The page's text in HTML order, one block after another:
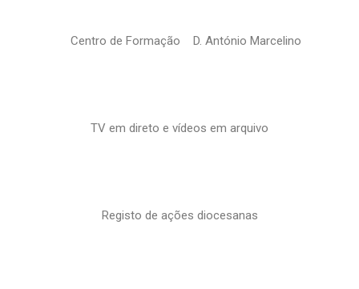
Centro de Formação D. António Marcelino
TV em direto e vídeos em arquivo
Registo de ações diocesanas